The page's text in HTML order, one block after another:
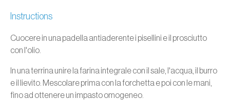
Instructions
Cuocere in una padella antiaderente i pisellini e il prosciutto
con l'olio.
In una terrina unire la farina integrale con il sale, l'acqua, il burro
e il lievito. Mescolare prima con la forchetta e poi con le mani,
fino ad ottenere un impasto omogeneo.